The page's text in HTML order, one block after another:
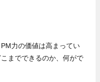
力の価値は高まってい
までできるのか、何がで